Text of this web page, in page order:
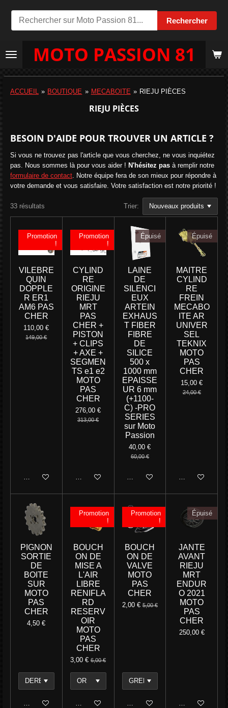
Rechercher
Passer
au
principal
MOTO PASSION 81
ACCUEIL » BOUTIQUE » MECABOITE » RIEJU PIÈCES
RIEJU PIÈCES
BESOIN D'AIDE POUR TROUVER UN ARTICLE ?
Si vous ne trouvez pas l'article que vous cherchez, ne vous inquiétez
pas. Nous sommes là pour vous aider ! N'hésitez pas à remplir notre
formulaire de contact . Notre équipe fera de son mieux pour répondre à
votre demande et vous satisfaire. Votre satisfaction est notre priorité !
33 résultats Trier:
Promotion
!
VILEBRE
QUIN
DOPPLE
R ER1
AM6 PAS
CHER
110,00 €
149,00 €
Ajouter au panier
Promotion
!
CYLIND
RE
ORIGINE
RIEJU
MRT
PAS
CHER +
PISTON
+ CLIPS
+ AXE +
SEGMEN
TS e1 e2
MOTO
PAS
CHER
276,00 €
313,00 €
Ajouter au panier
Épuisé
LAINE
DE
SILENCI
EUX
ARTEIN
EXHAUS
T FIBER
FIBRE
DE
SILICE
500 x
1000 mm
EPAISSE
UR 6 mm
(+1100-
C) -PRO
SERIES
sur Moto
Passion
40,00 €
60,00 €
M'avertir si disponible
Épuisé
MAITRE
CYLIND
RE
FREIN
MECABO
ITE AR
UNIVER
SEL
TEKNIX
MOTO
PAS
CHER
15,00 €
24,00 €
M'avertir si
PIGNON
SORTIE
DE
BOITE
SUR
MOTO
PAS
CHER
4,50 €
Ajouter au panier
Promotion
!
BOUCH
ON DE
MISE A
L'AIR
LIBRE
RENIFLA
RD
RESERV
OIR
MOTO
PAS
CHER
3,00 € 6,00 €
Ajouter au panier
Promotion
!
BOUCH
ON DE
VALVE
MOTO
PAS
CHER
2,00 € 5,00 €
Ajouter au panier
Épuisé
JANTE
AVANT
RIEJU
MRT
ENDUR
O 2021
MOTO
PAS
CHER
250,00 €
M'avertir si